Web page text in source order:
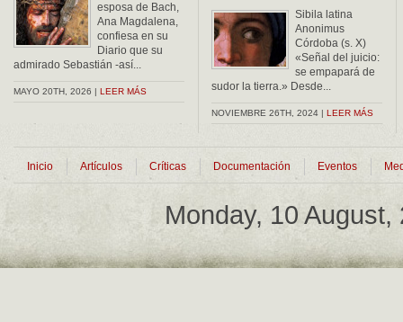
esposa de Bach,
Ana Magdalena,
confiesa en su
Diario que su
admirado Sebastián -así...
MAYO 20TH, 2026 | LEER MÁS
Sibila latina
Anonimus
Córdoba (s. X)
«Señal del juicio:
se empapará de
sudor la tierra.» Desde...
NOVIEMBRE 26TH, 2024 | LEER MÁS
Inicio Artículos Críticas Documentación Eventos
Monday, 10